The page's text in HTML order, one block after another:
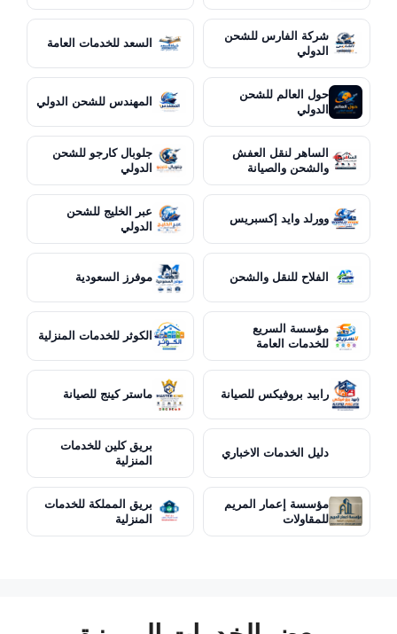
شركة الفارس للشحن
الدولي
السعد للخدمات العامة
حول العالم للشحن
الدولي
المهندس للشحن الدولي
الساهر لنقل العفش
والشحن والصيانة
جلوبال كارجو للشحن
الدولي
وورلد وايد إكسبريس
عبر الخليج للشحن
الدولي
الفلاح للنقل والشحن موفرز السعودية
مؤسسة السريع
للخدمات العامة
الكوثر للخدمات المنزلية
رابيد بروفيكس للصيانة ماستر كينج للصيانة
دليل الخدمات الاخباري
بريق كلين للخدمات
المنزلية
مؤسسة إعمار المريم
للمقاولات
بريق المملكة للخدمات
المنزلية